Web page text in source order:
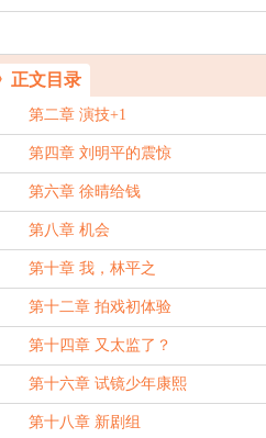
正文目录
第二章 演技+1
第四章 刘明平的震惊
第六章 徐晴给钱
第八章 机会
第十章 我，林平之
第十二章 拍戏初体验
第十四章 又太监了？
第十六章 试镜少年康熙
第十八章 新剧组